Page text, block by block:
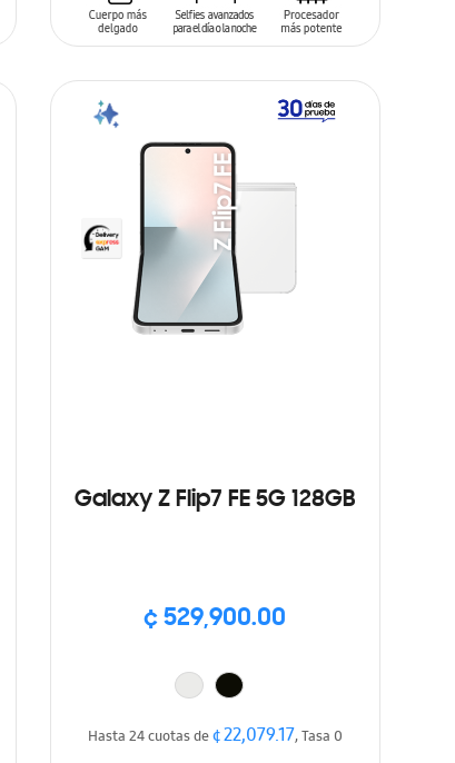
AÑADIR AL CARRITO
Galaxy Z Flip7 FE 5G 128GB
¢ 529,900.00
Hasta 24 cuotas de¢ 22,079.17, Tasa 0